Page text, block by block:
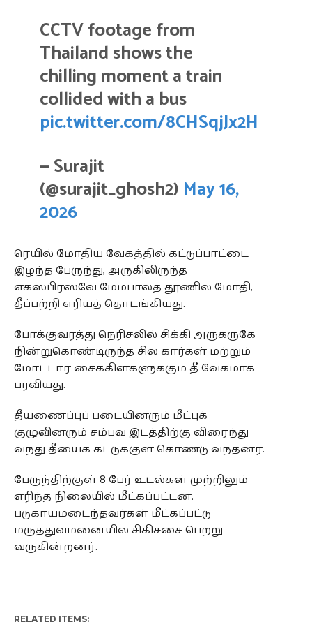
CCTV footage from
Thailand shows the
chilling moment a train
collided with a bus
pic.twitter.com/8CHSqjJx2H
— Surajit
(@surajit_ghosh2) May 16,
2026
ரெயில் மோதிய வேகத்தில் கட்டுப்பாட்டை
இழந்த பேருந்து, அருகிலிருந்த
எக்ஸ்பிரஸ்வே மேம்பாலத் தூணில் மோதி,
தீப்பற்றி எரியத் தொடங்கியது.
போக்குவரத்து நெரிசலில் சிக்கி அருகருகே
நின்றுகொண்டிருந்த சில கார்கள் மற்றும்
மோட்டார் சைக்கிள்களுக்கும் தீ வேகமாக
பரவியது.
தீயணைப்புப் படையினரும் மீட்புக்
குழுவினரும் சம்பவ இடத்திற்கு விரைந்து
வந்து தீயைக் கட்டுக்குள் கொண்டு வந்தனர்.
பேருந்திற்குள் 8 பேர் உடல்கள் முற்றிலும்
எரிந்த நிலையில் மீட்கப்பட்டன.
படுகாயமடைந்தவர்கள் மீட்கப்பட்டு
மருத்துவமனையில் சிகிச்சை பெற்று
வருகின்றனர்.
RELATED ITEMS: